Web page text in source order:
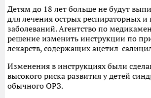
Детям до 18 лет больше не будут
для лечения острых респираторных и
заболеваний. Агентство по
решение изменить инструкции по
лекарств, содержащих ацетил-
Изменения в инструкциях были
высокого риска развития у детей
обычного ОРЗ.